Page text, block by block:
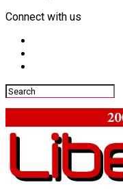
Connect with us